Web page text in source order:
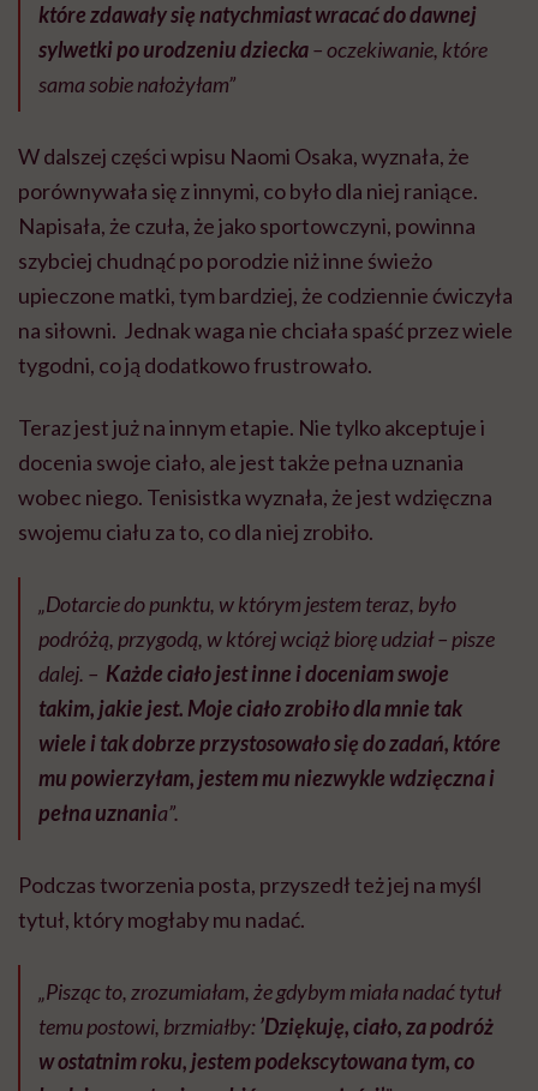
które zdawały się natychmiast wracać do dawnej
sylwetki po urodzeniu dziecka– oczekiwanie, które
sama sobie nałożyłam”
W dalszej części wpisu Naomi Osaka, wyznała, że
porównywała się z innymi, co było dla niej raniące.
Napisała, że czuła, że jako sportowczyni, powinna
szybciej chudnąć po porodzie niż inne świeżo
upieczone matki, tym bardziej, że codziennie ćwiczyła
na siłowni. Jednak waga nie chciała spaść przez wiele
tygodni, co ją dodatkowo frustrowało.
Teraz jest już na innym etapie. Nie tylko akceptuje i
docenia swoje ciało, ale jest także pełna uznania
wobec niego. Tenisistka wyznała, że jest wdzięczna
swojemu ciału za to, co dla niej zrobiło.
„Dotarcie do punktu, w którym jestem teraz, było
podróżą, przygodą, w której wciąż biorę udział – pisze
dalej. – Każde ciało jest inne i doceniam swoje
takim, jakie jest. Moje ciało zrobiło dla mnie tak
wiele i tak dobrze przystosowało się do zadań, które
mu powierzyłam, jestem mu niezwykle wdzięczna i
pełna uznania”.
Podczas tworzenia posta, przyszedł też jej na myśl
tytuł, który mogłaby mu nadać.
„Pisząc to, zrozumiałam, że gdybym miała nadać tytuł
temu postowi, brzmiałby:’Dziękuję, ciało, za podróż
w ostatnim roku, jestem podekscytowana tym, co